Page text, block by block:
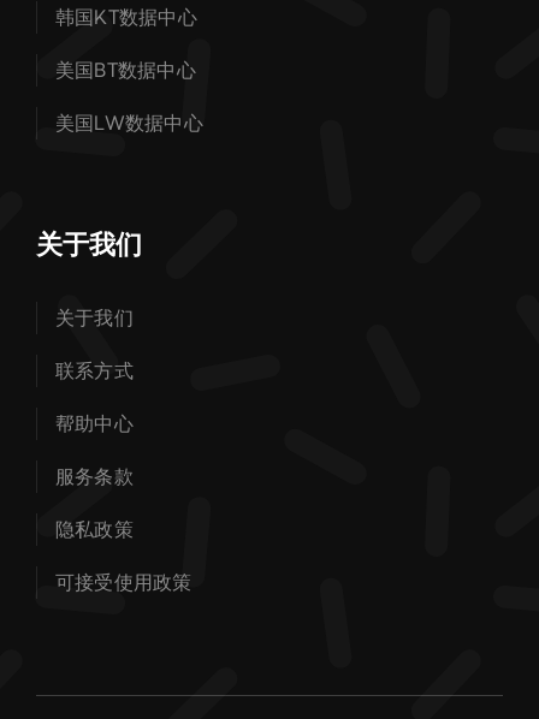
韩国KT数据中心
美国BT数据中心
美国LW数据中心
关于我们
关于我们
联系方式
帮助中心
服务条款
隐私政策
可接受使用政策